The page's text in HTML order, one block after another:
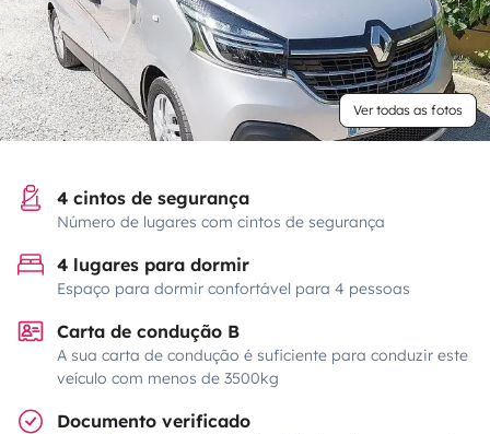
Ver todas as fotos
4 cintos de segurança
Número de lugares com cintos de segurança
4 lugares para dormir
Espaço para dormir confortável para 4 pessoas
Carta de condução B
A sua carta de condução é suficiente para conduzir este
veículo com menos de 3500kg
Documento verificado